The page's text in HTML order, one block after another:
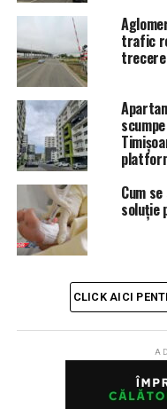
trafic
Cum
soluție
CLICK AICI